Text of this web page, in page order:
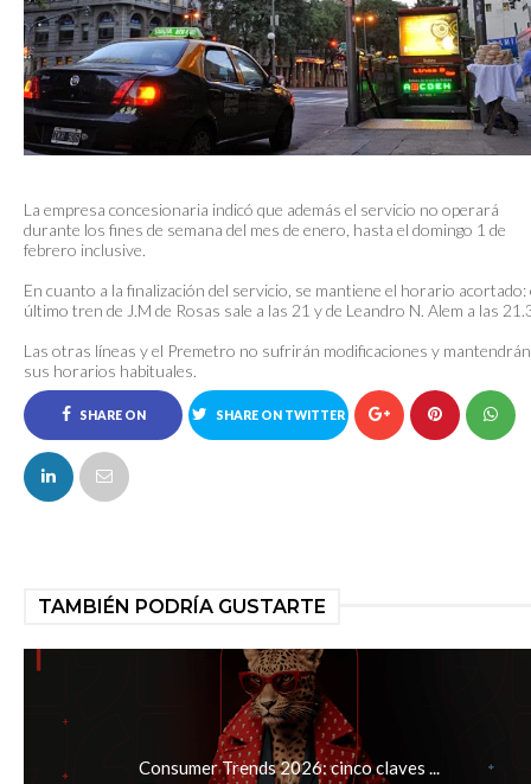
La empresa concesionaria indicó que además el servicio no operará
durante los fines de semana del mes de enero, hasta el domingo 1 de
febrero inclusive.
En cuanto a la finalización del servicio, se mantiene el horario acortado:
último tren de J.M de Rosas sale a las 21 y de Leandro N. Alem a las
Las otras líneas y el Premetro no sufrirán modificaciones y mantendrán
sus horarios habituales.
SHARE ON
FACEBOOK
SHARE ON TWITTER
TAMBIÉN PODRÍA GUSTARTE
Consumer Trends 2026: cinco claves ...